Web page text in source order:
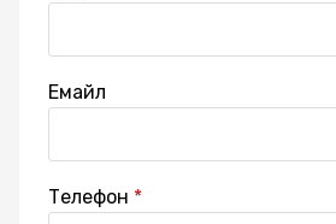
Емайл
Телефон